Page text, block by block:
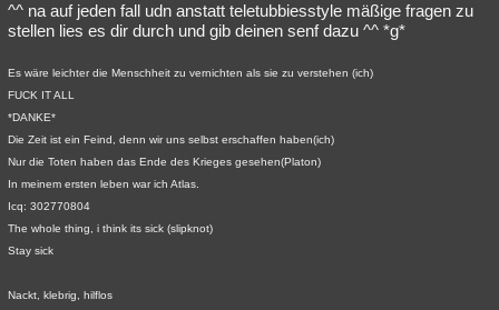
^^ na auf jeden fall udn anstatt teletubbiesstyle mäßige fragen zu
stellen lies es dir durch und gib deinen senf dazu ^^ *g*
Es wäre leichter die Menschheit zu vernichten als sie zu verstehen (ich)
FUCK IT ALL
*DANKE*
Die Zeit ist ein Feind, denn wir uns selbst erschaffen haben(ich)
Nur die Toten haben das Ende des Krieges gesehen(Platon)
In meinem ersten leben war ich Atlas.
Icq: 302770804
The whole thing, i think its sick (slipknot)
Stay sick
Nackt, klebrig, hilflos